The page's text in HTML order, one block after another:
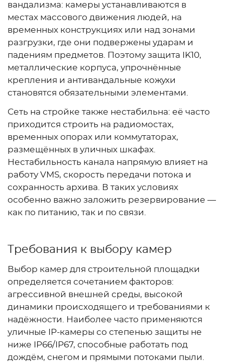
вандализма: камеры устанавливаются в
местах массового движения людей, на
временных конструкциях или над зонами
разгрузки, где они подвержены ударам и
падениям предметов. Поэтому защита IK10,
металлические корпуса, упрочнённые
крепления и антивандальные кожухи
становятся обязательными элементами.
Сеть на стройке также нестабильна: её часто
приходится строить на радиомостах,
временных опорах или коммутаторах,
размещённых в уличных шкафах.
Нестабильность канала напрямую влияет на
работу VMS, скорость передачи потока и
сохранность архива. В таких условиях
особенно важно заложить резервирование —
как по питанию, так и по связи.
Требования к выбору камер
Выбор камер для строительной площадки
определяется сочетанием факторов:
агрессивной внешней среды, высокой
динамики происходящего и требованиями к
надёжности. Наиболее часто применяются
уличные IP-камеры со степенью защиты не
ниже IP66/IP67, способные работать под
дождём, снегом и прямыми потоками пыли.